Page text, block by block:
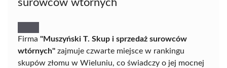
surowców wtórnych
Firma "Muszyński T. Skup i sprzedaż surowców
wtórnych" zajmuje czwarte miejsce w rankingu
skupów złomu w Wieluniu, co świadczy o jej mocnej